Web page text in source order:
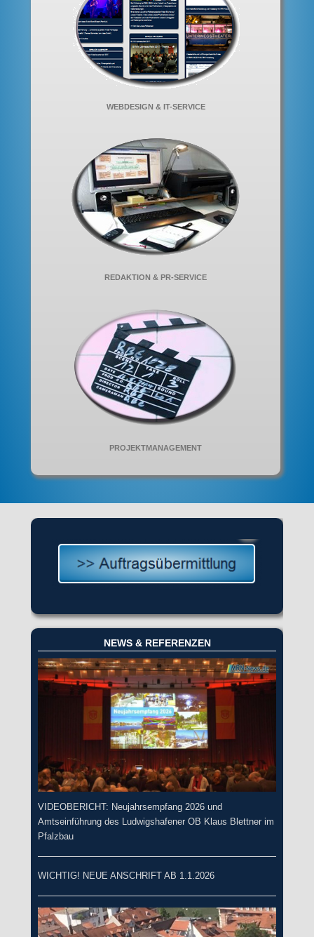
WEBDESIGN & IT-SERVICE
REDAKTION & PR-SERVICE
PROJEKTMANAGEMENT
NEWS & REFERENZEN
VIDEOBERICHT: Neujahrsempfang 2026 und
Amtseinführung des Ludwigshafener OB Klaus Blettner im
Pfalzbau
WICHTIG! NEUE ANSCHRIFT AB 1.1.2026